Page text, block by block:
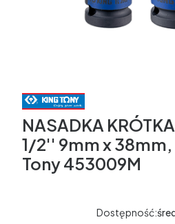
NASADKA
1/2'' 9mm x
Tony 453009M
Dostępność: